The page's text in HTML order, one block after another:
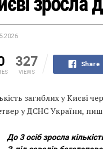
327
VIEWS
Share
загиблих у Києві
у ДСНС України,
До 3 осіб зросла